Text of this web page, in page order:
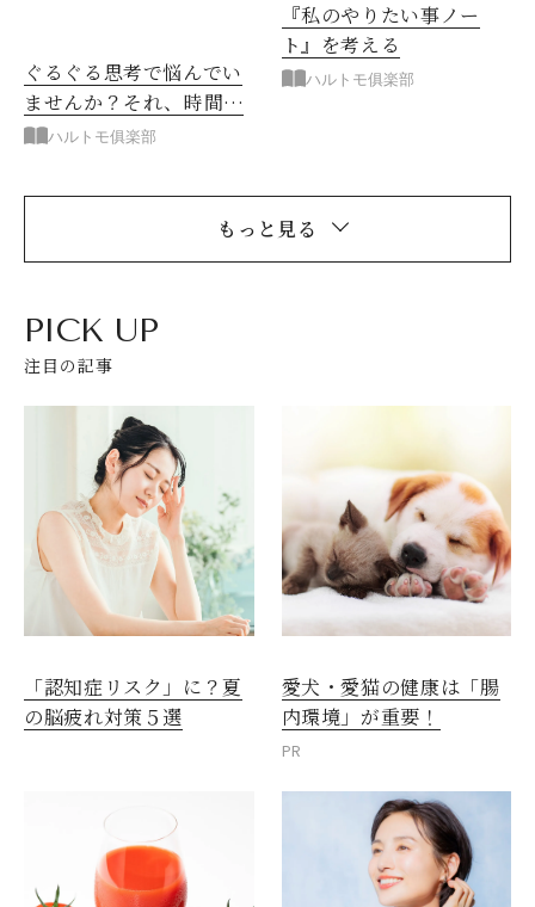
ぐるぐる思考で悩んでい
ませんか？それ、時間の
無駄です！
ハルトモ俱楽部
『私のやりたい事ノー
ト』を考える
ハルトモ俱楽部
もっと見る
PICK UP
注目の記事
「認知症リスク」に？夏
の脳疲れ対策５選
愛犬・愛猫の健康は「腸
内環境」が重要！
PR